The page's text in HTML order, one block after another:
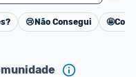
Cancelar
😢 Não Consegui 🤩